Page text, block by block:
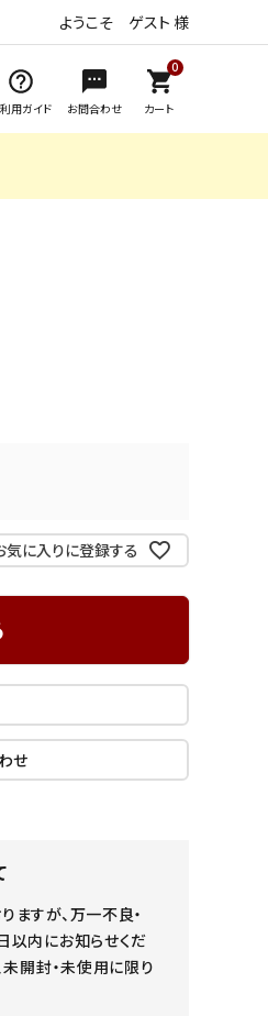
ようこそ ゲスト 様
用ガイド お問合わせ
0
カート
気に入りに登録する
せ
ますが、万一不良・
以内にお知らせくだ
未開封・未使用に限り